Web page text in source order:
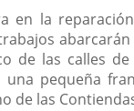
en la
de las calles de
una pequeña
de las